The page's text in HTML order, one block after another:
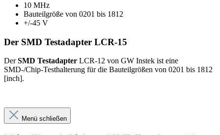
10 MHz
Bauteilgröße von 0201 bis 1812
+/-45 V
Der SMD Testadapter LCR-15
DerSMD Testadapter LCR-12 von GW Instek ist eine
SMD-/Chip-Testhalterung für die Bauteilgrößen von 0201 bis 1812
[inch].
Menü schließen